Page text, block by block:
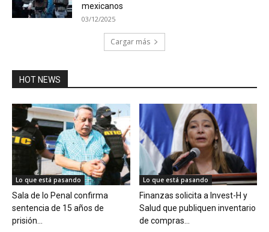
mexicanos
03/12/2025
Cargar más
HOT NEWS
Lo que está pasando
Sala de lo Penal confirma
sentencia de 15 años de
prisión...
Lo que está pasando
Finanzas solicita a Invest-H y
Salud que publiquen inventario
de compras...